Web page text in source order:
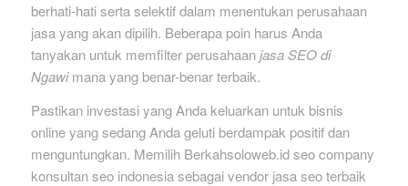
berhati-hati serta selektif dalam menentukan perusahaan
jasa yang akan dipilih. Beberapa poin harus Anda
tanyakan untuk memfilter perusahaanjasa SEO di
Ngawimana yang benar-benar terbaik.
Pastikan investasi yang Anda keluarkan untuk bisnis
online yang sedang Anda geluti berdampak positif dan
menguntungkan. Memilih Berkahsoloweb.id seo company
konsultan seo indonesia sebagai vendor jasa seo terbaik